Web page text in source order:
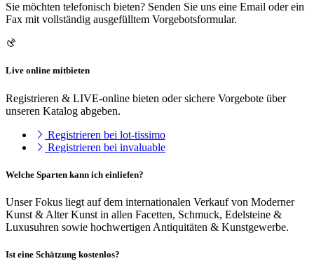
Sie möchten telefonisch bieten? Senden Sie uns eine Email oder ein
Fax mit vollständig ausgefülltem Vorgebotsformular.
Live online mitbieten
Registrieren & LIVE-online bieten oder sichere Vorgebote über
unseren Katalog abgeben.
Registrieren bei lot-tissimo
Registrieren bei invaluable
Welche Sparten kann ich einliefen?
Unser Fokus liegt auf dem internationalen Verkauf von Moderner
Kunst & Alter Kunst in allen Facetten, Schmuck, Edelsteine &
Luxusuhren sowie hochwertigen Antiquitäten & Kunstgewerbe.
Ist eine Schätzung kostenlos?